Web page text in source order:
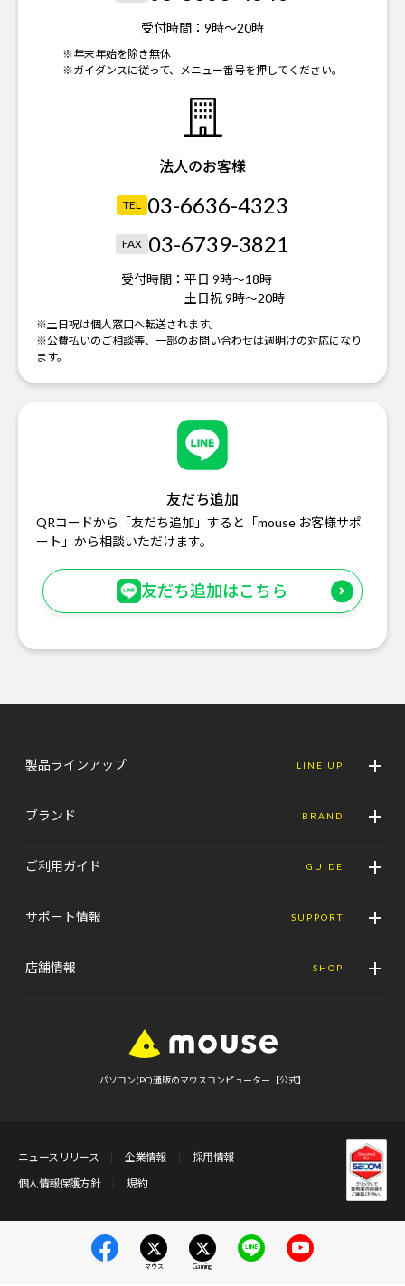
受付時間： 9時～20時
※年末年始を除き無休
※ガイダンスに従って、メニュー番号を押してください。
法人のお客様
TEL 03-6636-4323
FAX 03-6739-3821
受付時間： 平日 9時～18時
土日祝 9時～20時
※土日祝は個人窓口へ転送されます。
※公費払いのご相談等、一部のお問い合わせは週明けの対応になり
ます。
友だち追加
QRコードから「友だち追加」すると「mouse お客様サポ
ート」から相談いただけます。
友だち追加はこちら
製品ラインアップ LINE UP
ブランド BRAND
ご利用ガイド GUIDE
サポート情報 SUPPORT
店舗情報 SHOP
パソコン(PC)通販のマウスコンピューター【公式】
ニュースリリース 企業情報
採用情報
個人情報保護方針
規約
マウス Gaming